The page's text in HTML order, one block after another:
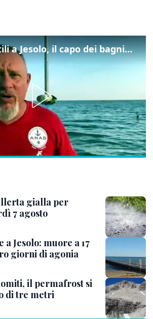
Tuffi dai pontili a Jesolo, il capo dei bagnini: "L'impegno di tutti per evitare altre tragedie"
gialla per
7 agosto
Jesolo: muore a 17
giorni di agonia
il permafrost si
di tre metri